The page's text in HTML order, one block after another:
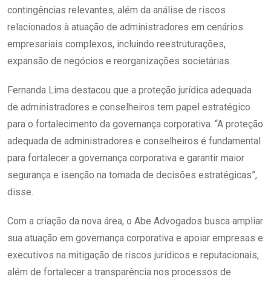
contingências relevantes, além da análise de riscos
relacionados à atuação de administradores em cenários
empresariais complexos, incluindo reestruturações,
expansão de negócios e reorganizações societárias.
Fernanda Lima destacou que a proteção jurídica adequada
de administradores e conselheiros tem papel estratégico
para o fortalecimento da governança corporativa. “A proteção
adequada de administradores e conselheiros é fundamental
para fortalecer a governança corporativa e garantir maior
segurança e isenção na tomada de decisões estratégicas”,
disse.
Com a criação da nova área, o Abe Advogados busca ampliar
sua atuação em governança corporativa e apoiar empresas e
executivos na mitigação de riscos jurídicos e reputacionais,
além de fortalecer a transparência nos processos de